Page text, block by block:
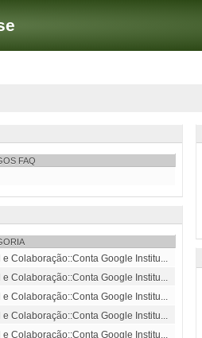
FAQ
e Colaboração::Conta Google Institu...
e Colaboração::Conta Google Institu...
e Colaboração::Conta Google Institu...
e Colaboração::Conta Google Institu...
e Colaboração::Conta Google Institu...